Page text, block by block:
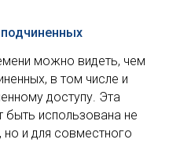
можно видеть, чем
в том числе и
доступу. Эта
использована не
но и для совместного